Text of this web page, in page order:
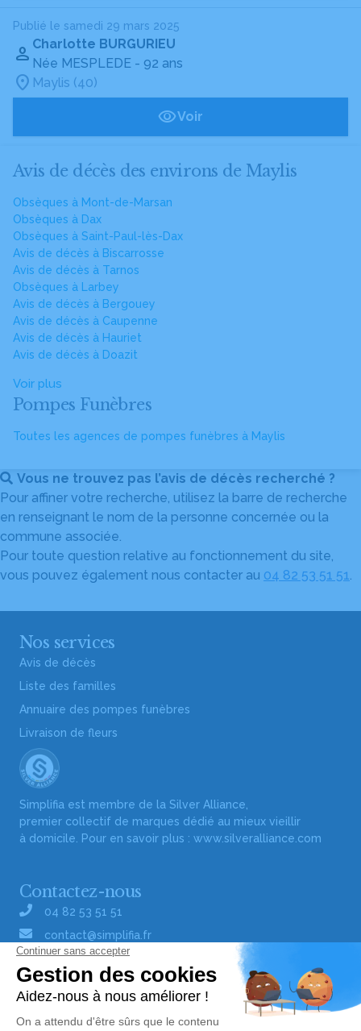
Publié le samedi 29 mars 2025
Charlotte BURGURIEU
Née MESPLEDE - 92 ans
Maylis (40)
Voir
Avis de décès des environs de Maylis
Obsèques à Mont-de-Marsan
Obsèques à Dax
Obsèques à Saint-Paul-lès-Dax
Avis de décès à Biscarrosse
Avis de décès à Tarnos
Obsèques à Larbey
Avis de décès à Bergouey
Avis de décès à Caupenne
Avis de décès à Hauriet
Avis de décès à Doazit
Voir plus
Pompes Funèbres
Toutes les agences de pompes funèbres à Maylis
Vous ne trouvez pas l’avis de décès recherché ?
Pour affiner votre recherche, utilisez la barre de recherche
en renseignant le nom de la personne concernée ou la
commune associée.
Pour toute question relative au fonctionnement du site,
vous pouvez également nous contacter au 04 82 53 51 51.
Nos services
Avis de décès
Liste des familles
Annuaire des pompes funèbres
Livraison de fleurs
Simplifia est membre de la Silver Alliance,
premier collectif de marques dédié au mieux vieillir
à domicile. Pour en savoir plus : www.silveralliance.com
Contactez-nous
04 82 53 51 51
contact@simplifia.fr
Réseaux sociaux